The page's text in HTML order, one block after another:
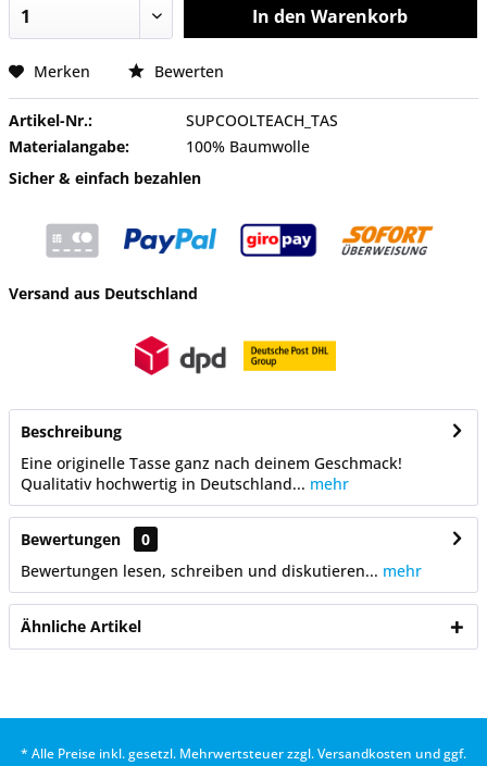
In den Warenkorb
Merken Bewerten
Artikel-Nr.:
SUPCOOLTEACH_TAS
Materialangabe:
100% Baumwolle
Sicher & einfach bezahlen
Versand aus Deutschland
Beschreibung
Eine originelle Tasse ganz nach deinem Geschmack!
Qualitativ hochwertig in Deutschland... mehr
Bewertungen
0
Bewertungen lesen, schreiben und diskutieren... mehr
Ähnliche Artikel
* Alle Preise inkl. gesetzl. Mehrwertsteuer zzgl.Versandkosten und ggf.